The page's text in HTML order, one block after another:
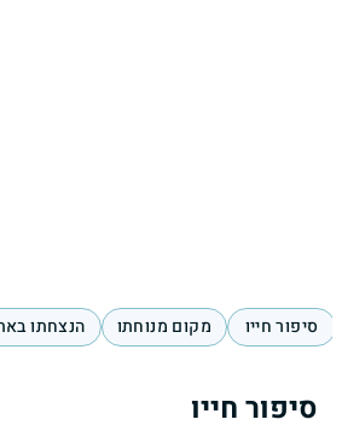
סיפור חייו מקום מנוחתו הנצחתו
סיפור חייו